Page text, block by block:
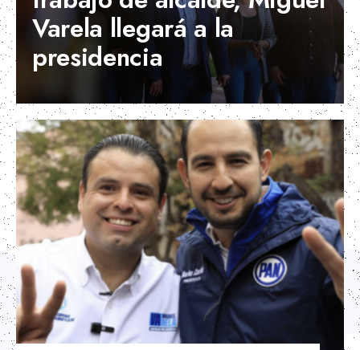
Varela llegará a la
presidencia